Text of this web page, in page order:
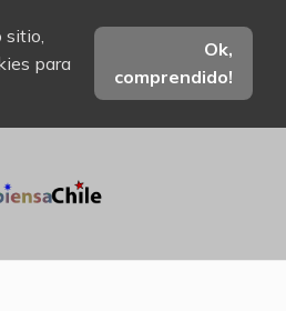
sitio,
para
Ok,
comprendido!